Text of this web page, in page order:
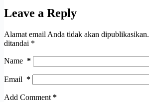
Leave a Reply
Alamat email Anda tidak akan dipublikasikan.
ditandai *
Name *
Email *
Add Comment *